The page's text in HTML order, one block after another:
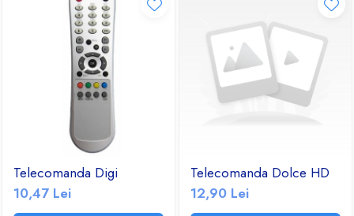
Telecomanda Digi
10,47 Lei
Telecomanda Dolce HD
12,90 Lei